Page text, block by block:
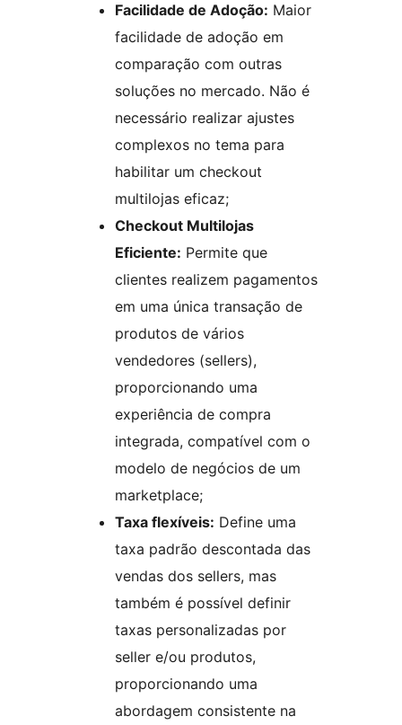
Facilidade de Adoção: Maior
facilidade de adoção em
comparação com outras
soluções no mercado. Não é
necessário realizar ajustes
complexos no tema para
habilitar um checkout
multilojas eficaz;
Checkout Multilojas
Eficiente: Permite que
clientes realizem pagamentos
em uma única transação de
produtos de vários
vendedores (sellers),
proporcionando uma
experiência de compra
integrada, compatível com o
modelo de negócios de um
marketplace;
Taxa flexíveis: Define uma
taxa padrão descontada das
vendas dos sellers, mas
também é possível definir
taxas personalizadas por
seller e/ou produtos,
proporcionando uma
abordagem consistente na